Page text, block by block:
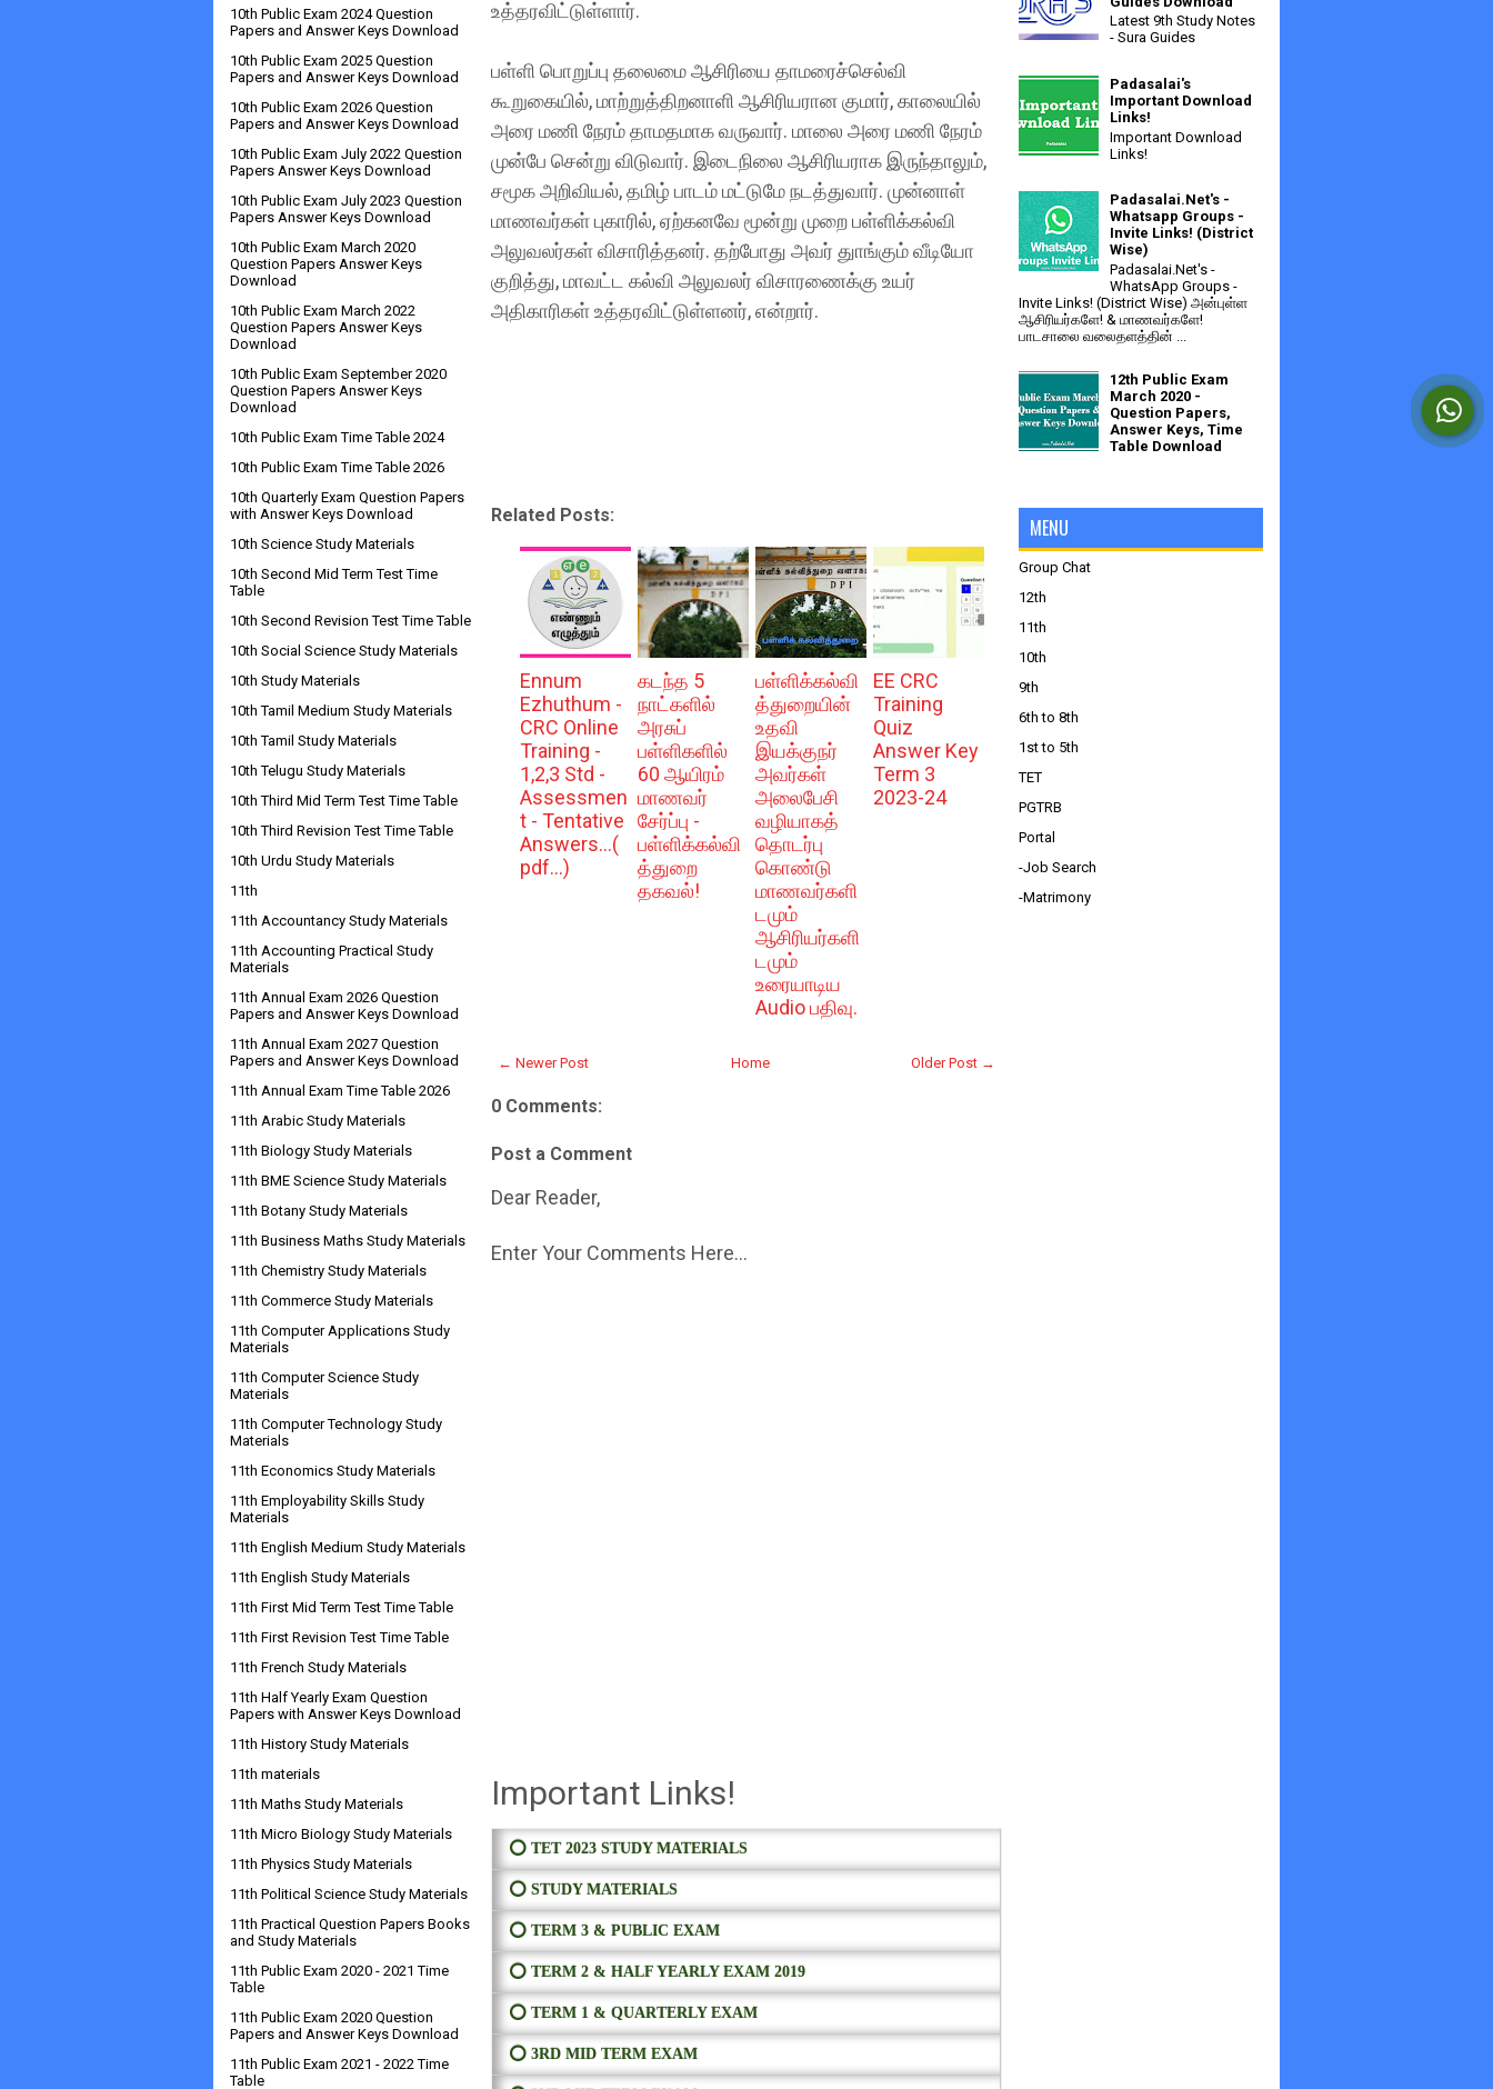
உத்தரவிட்டுள்ளார்.
பள்ளி பொறுப்பு தலைமை ஆசிரியை தாமரைச்செல்வி
கூறுகையில், மாற்றுத்திறனாளி ஆசிரியரான குமார், காலையில்
அரை மணி நேரம் தாமதமாக வருவார். மாலை அரை மணி நேரம்
முன்பே சென்று விடுவார். இடைநிலை ஆசிரியராக இருந்தாலும்,
சமூக அறிவியல், தமிழ் பாடம் மட்டுமே நடத்துவார். முன்னாள்
மாணவர்கள் புகாரில், ஏற்கனவே மூன்று முறை பள்ளிக்கல்வி
அலுவலர்கள் விசாரித்தனர். தற்போது அவர் துாங்கும் வீடியோ
குறித்து, மாவட்ட கல்வி அலுவலர் விசாரணைக்கு உயர்
அதிகாரிகள் உத்தரவிட்டுள்ளனர், என்றார்.
Related Posts:
Ennum
Ezhuthum -
CRC Online
Training -
1,2,3 Std -
Assessmen
t - Tentative
Answers...(
pdf...)
கடந்த 5
நாட்களில்
அரசுப்
பள்ளிகளில்
60 ஆயிரம்
மாணவர்
சேர்ப்பு -
பள்ளிக்கல்வி
த்துறை
தகவல்!
பள்ளிக்கல்வி
த்துறையின்
உதவி
இயக்குநர்
அவர்கள்
அலைபேசி
வழியாகத்
தொடர்பு
கொண்டு
மாணவர்களி
டமும்
ஆசிரியர்களி
டமும்
உரையாடிய
Audio பதிவு.
EE CRC
Training
Quiz
Answer Key
Term 3
2023-24
← Newer Post Older Post →
Home
0 Comments:
Post a Comment
Dear Reader,
Enter Your Comments Here...
Important Links!
⭕ TET 2023 STUDY MATERIALS
⭕ STUDY MATERIALS
⭕ TERM 3 & PUBLIC EXAM
⭕ TERM 2 & HALF YEARLY EXAM 2019
⭕ TERM 1 & QUARTERLY EXAM
⭕ 3RD MID TERM EXAM
10th Public Exam 2024 Question
Papers and Answer Keys Download
10th Public Exam 2025 Question
Papers and Answer Keys Download
10th Public Exam 2026 Question
Papers and Answer Keys Download
10th Public Exam July 2022 Question
Papers Answer Keys Download
10th Public Exam July 2023 Question
Papers Answer Keys Download
10th Public Exam March 2020
Question Papers Answer Keys
Download
10th Public Exam March 2022
Question Papers Answer Keys
Download
10th Public Exam September 2020
Question Papers Answer Keys
Download
10th Public Exam Time Table 2024
10th Public Exam Time Table 2026
10th Quarterly Exam Question Papers
with Answer Keys Download
10th Science Study Materials
10th Second Mid Term Test Time
Table
10th Second Revision Test Time Table
10th Social Science Study Materials
10th Study Materials
10th Tamil Medium Study Materials
10th Tamil Study Materials
10th Telugu Study Materials
10th Third Mid Term Test Time Table
10th Third Revision Test Time Table
10th Urdu Study Materials
11th
11th Accountancy Study Materials
11th Accounting Practical Study
Materials
11th Annual Exam 2026 Question
Papers and Answer Keys Download
11th Annual Exam 2027 Question
Papers and Answer Keys Download
11th Annual Exam Time Table 2026
11th Arabic Study Materials
11th Biology Study Materials
11th BME Science Study Materials
11th Botany Study Materials
11th Business Maths Study Materials
11th Chemistry Study Materials
11th Commerce Study Materials
11th Computer Applications Study
Materials
11th Computer Science Study
Materials
11th Computer Technology Study
Materials
11th Economics Study Materials
11th Employability Skills Study
Materials
11th English Medium Study Materials
11th English Study Materials
11th First Mid Term Test Time Table
11th First Revision Test Time Table
11th French Study Materials
11th Half Yearly Exam Question
Papers with Answer Keys Download
11th History Study Materials
11th materials
11th Maths Study Materials
11th Micro Biology Study Materials
11th Physics Study Materials
11th Political Science Study Materials
11th Practical Question Papers Books
and Study Materials
11th Public Exam 2020 - 2021 Time
Table
11th Public Exam 2020 Question
Papers and Answer Keys Download
11th Public Exam 2021 - 2022 Time
Table
Latest 9th Study Notes
- Sura Guides
Padasalai's
Important Download
Links!
Important Download
Links!
Padasalai.Net's -
Whatsapp Groups -
Invite Links! (District
Wise)
Padasalai.Net's -
WhatsApp Groups -
Invite Links! (District Wise) அன்புள்ள
ஆசிரியர்களே! & மாணவர்களே!
பாடசாலை வலைதளத்தின் ...
12th Public Exam
March 2020 -
Question Papers,
Answer Keys, Time
Table Download
MENU
Group Chat
12th
11th
10th
9th
6th to 8th
1st to 5th
TET
PGTRB
Portal
-Job Search
-Matrimony